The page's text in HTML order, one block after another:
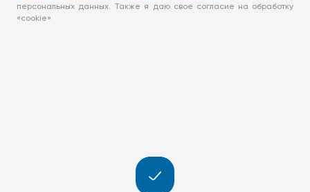
персональных данных. Также я даю свое согласие на обработку
«cookie»